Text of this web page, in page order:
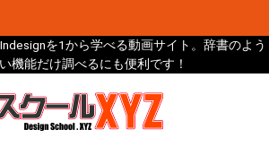
を1から学べる動画サイト。辞書のよう
機能だけ調べるにも便利です！